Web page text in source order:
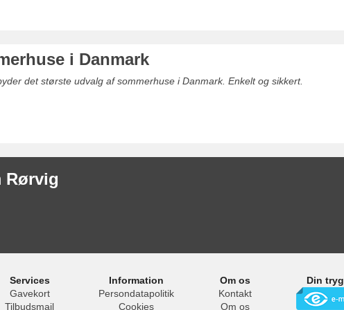
i Danmark
det største udvalg af sommerhuse i Danmark. Enkelt og sikkert.
Rørvig
Services
Gavekort
Tilbudsmail
Information
Persondatapolitik
Cookies
Om os
Kontakt
Om os
Din